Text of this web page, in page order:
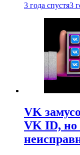
3 года спустя3
VK
VK ID, но